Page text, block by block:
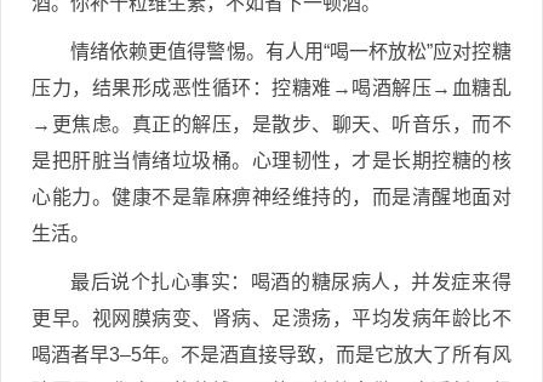
情绪依赖更值得警惕。有人用“喝一杯放松”应对控糖
压力，结果形成恶性循环：控糖难→喝酒解压→血糖乱
→更焦虑。真正的解压，是散步、聊天、听音乐，而不
是把肝脏当情绪垃圾桶。心理韧性，才是长期控糖的核
心能力。健康不是靠麻痹神经维持的，而是清醒地面对
生活。
最后说个扎心事实：喝酒的糖尿病人，并发症来得
更早。视网膜病变、肾病、足溃疡，平均发病年龄比不
喝酒者早3–5年。不是酒直接导致，而是它放大了所有风